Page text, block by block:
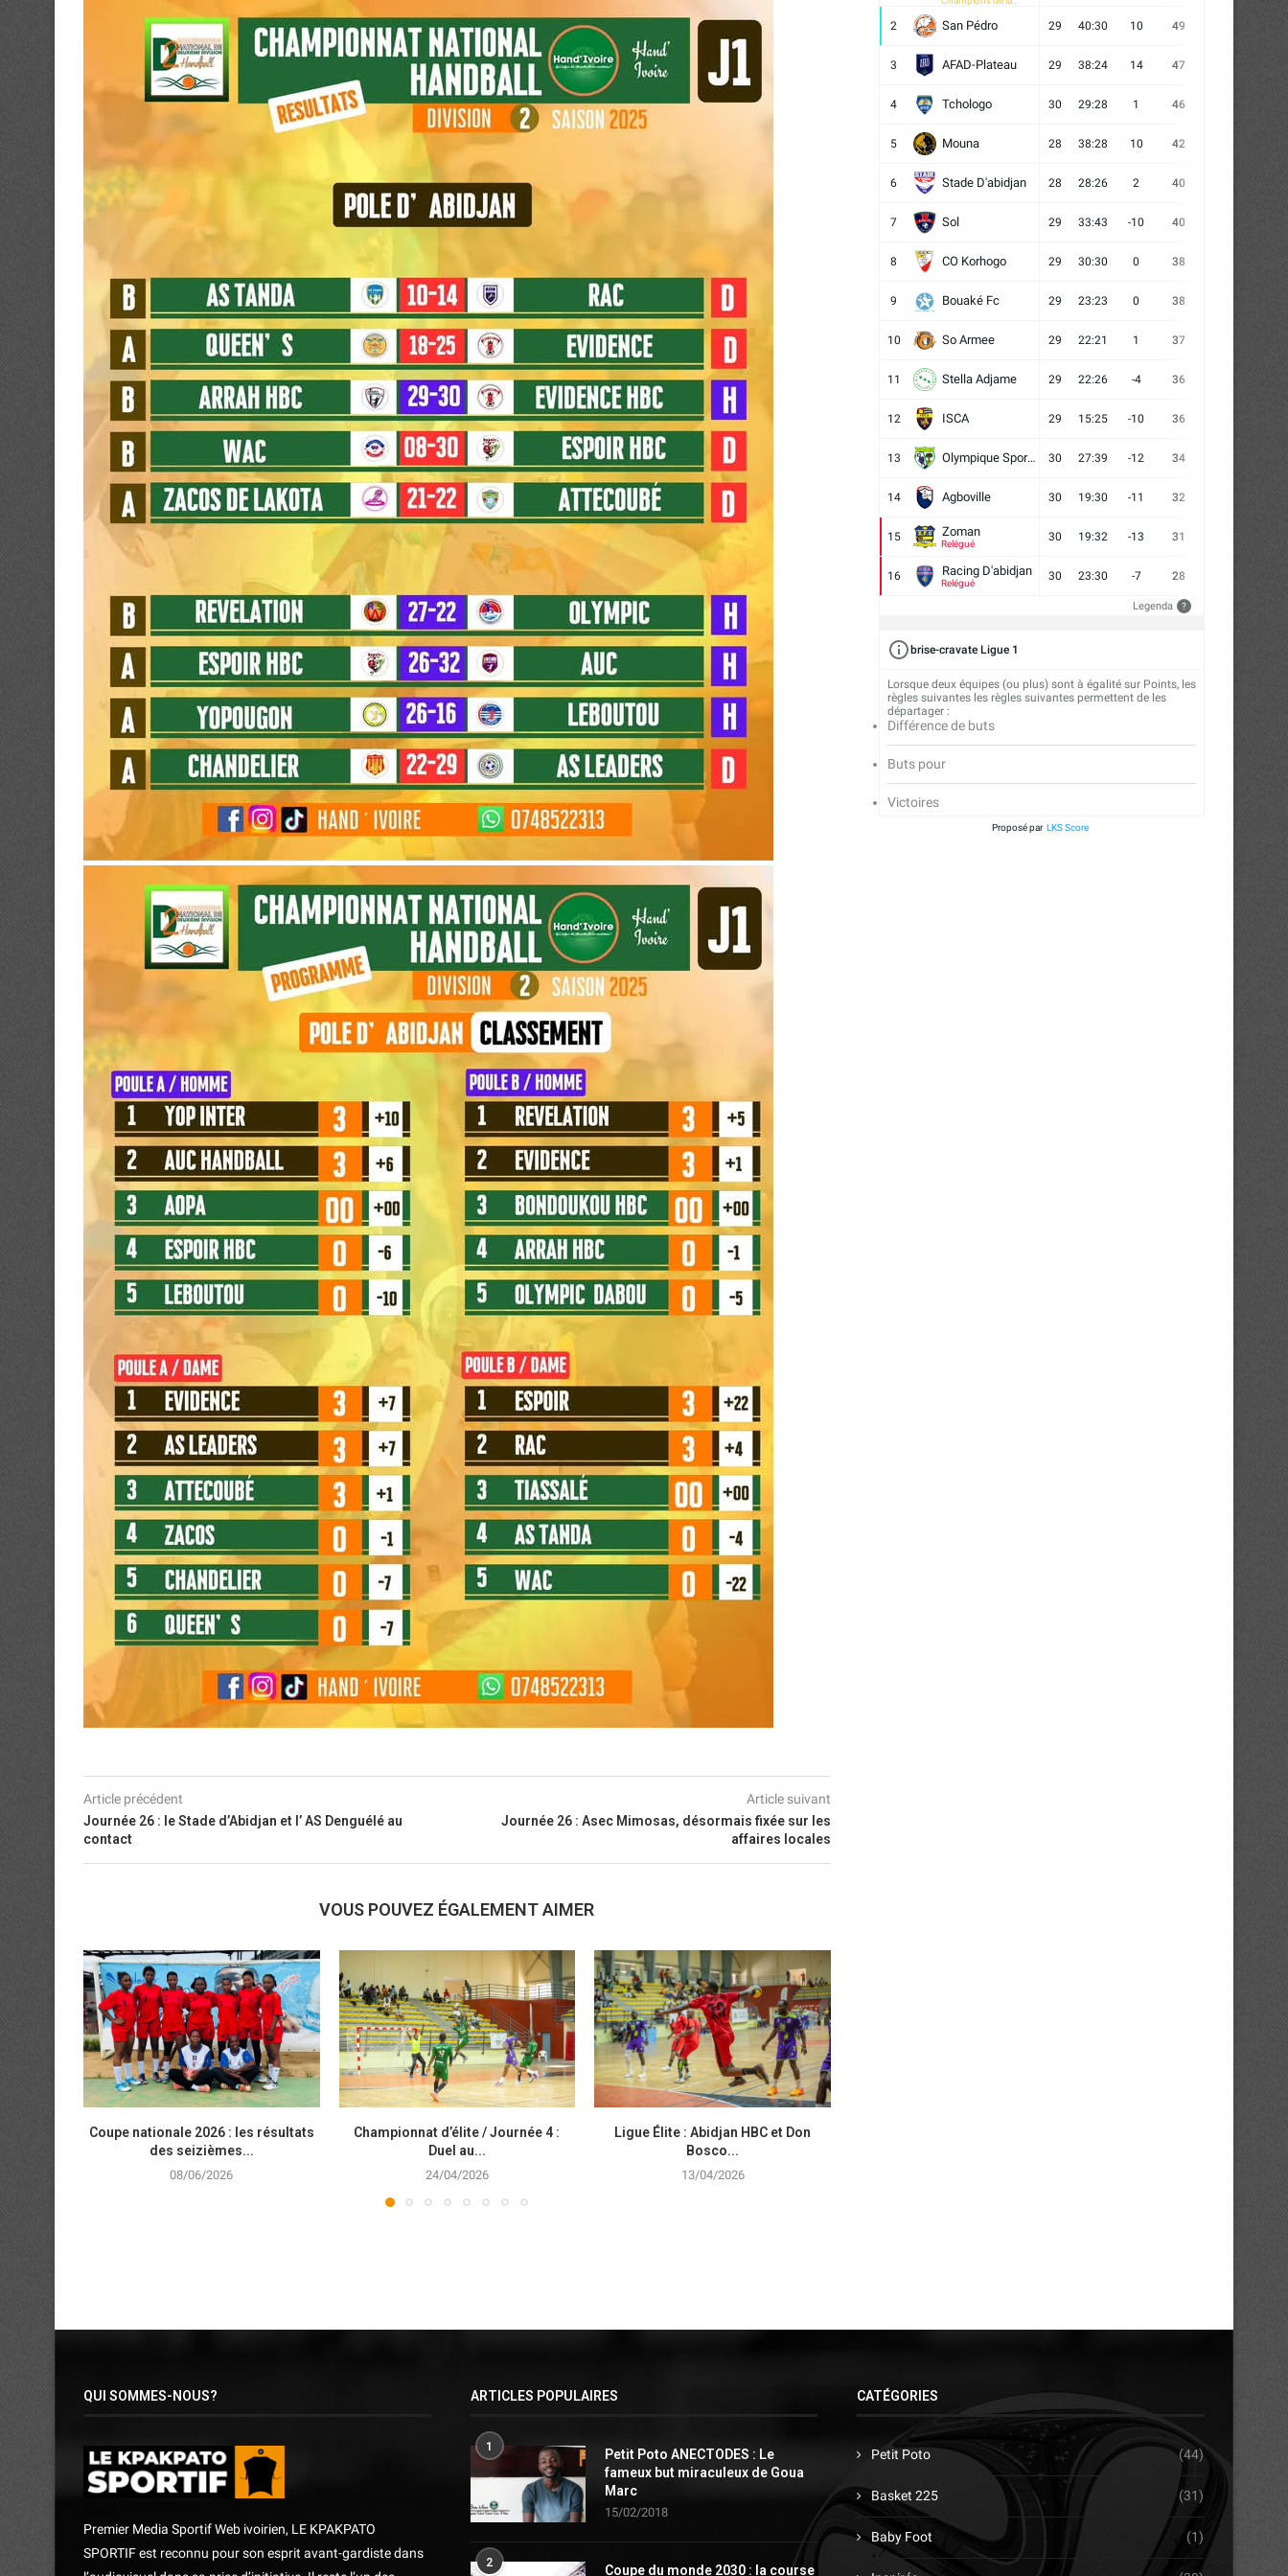
Article précédent
Journée 26 : le Stade d’Abidjan et l’ AS Denguélé au
contact
Article suivant
Journée 26 : Asec Mimosas, désormais fixée sur les
affaires locales
VOUS POUVEZ ÉGALEMENT AIMER
Coupe nationale 2026 : les résultats
des seizièmes...
08/06/2026
Championnat d’élite / Journée 4 :
Duel au...
24/04/2026
Ligue Élite : Abidjan HBC et Don
Bosco...
13/04/2026
2 San Pédro 29 40:30 10 49
3 AFAD-Plateau 29 38:24 14 47
4 Tchologo 30 29:28 1 46
5 Mouna 28 38:28 10 42
6 Stade D'abidjan 28 28:26 2 40
7 Sol 29 33:43 -10 40
8 CO Korhogo 29 30:30 0 38
9 Bouaké Fc 29 23:23 0 38
10 So Armee 29 22:21 1 37
11 Stella Adjame 29 22:26 -4 36
12 ISCA 29 15:25 -10 36
13 Olympique Sport d'Abobo FC 30 27:39 -12 34
14 Agboville 30 19:30 -11 32
15 Zoman
Relégué
30 19:32 -13 31
16 Racing D'abidjan
Relégué
30 23:30 -7 28
Legenda ?
brise-cravate Ligue 1
Lorsque deux équipes (ou plus) sont à égalité sur Points, les
règles suivantes les règles suivantes permettent de les
départager :
Différence de buts
Buts pour
Victoires
Proposé par LKS Score
QUI SOMMES-NOUS?
Premier Media Sportif Web ivoirien, LE KPAKPATO
SPORTIF est reconnu pour son esprit avant-gardiste dans
ARTICLES POPULAIRES
1
Petit Poto ANECTODES : Le
fameux but miraculeux de Goua
Marc
15/02/2018
2 Coupe du monde 2030 : la course
CATÉGORIES
Petit Poto (44)
Basket 225 (31)
Baby Foot (1)